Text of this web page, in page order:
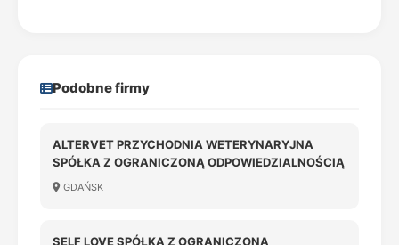
Podobne firmy
ALTERVET PRZYCHODNIA WETERYNARYJNA
SPÓŁKA Z OGRANICZONĄ ODPOWIEDZIALNOŚCIĄ
GDAŃSK
SELF LOVE SPÓŁKA Z OGRANICZONĄ